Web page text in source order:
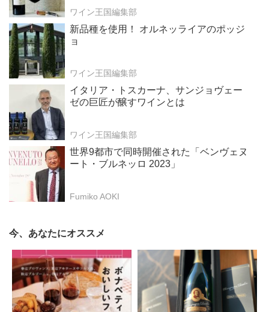
ワイン王国編集部
新品種を使用！ オルネッライアのポッジ
ョ
ワイン王国編集部
イタリア・トスカーナ、サンジョヴェー
ゼの巨匠が醸すワインとは
ワイン王国編集部
世界9都市で同時開催された「ベンヴェヌ
ート・ブルネッロ 2023」
Fumiko AOKI
今、あなたにオススメ